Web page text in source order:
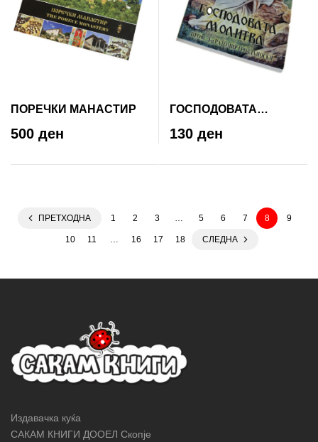
ПОРЕЧКИ МАНАСТИР
500 ден
ГОСПОДОВАТА
МОЛИТВА
130 ден
ПРЕТХОДНА 1 2 3 … 5 6 7 8 9
10 11 … 16 17 18 СЛЕДНА
Издавачка куќа
САКАМ КНИГИ ДООЕЛ Скопје